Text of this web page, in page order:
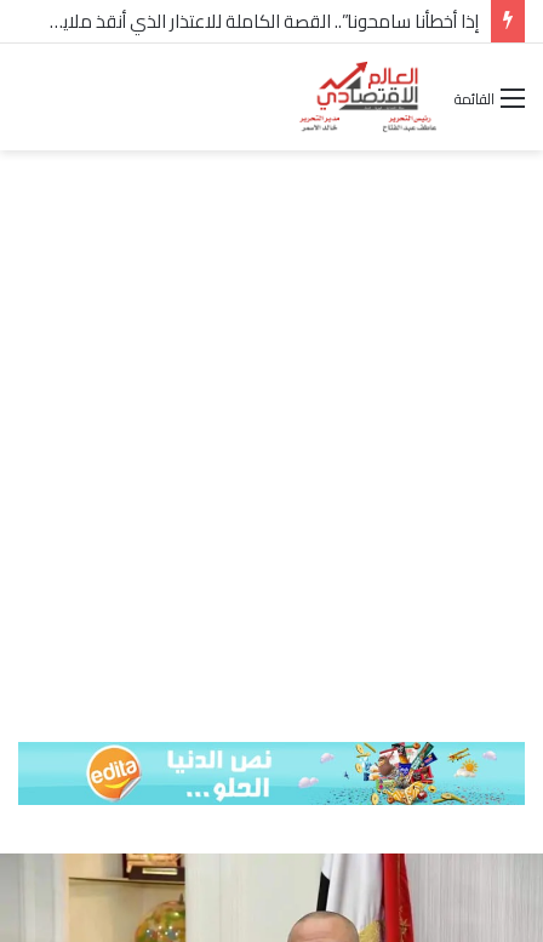
شركة “Scope Developments” تعلن تولي أحمد كمال عيسى منصب الرئيس التنفيذي للقطاع التجاري
القائمة